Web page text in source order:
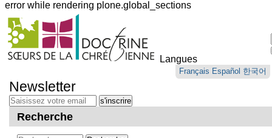
error while rendering plone.global_sections
Outils
personnels
Langues
Français Español 한국어
au
contenu.
Aller
Newsletter
Recherche